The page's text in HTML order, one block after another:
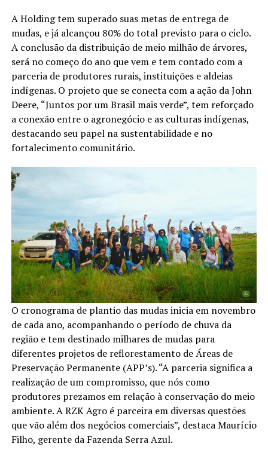
A Holding tem superado suas metas de entrega de
mudas, e já alcançou 80% do total previsto para o ciclo.
A conclusão da distribuição de meio milhão de árvores,
será no começo do ano que vem e tem contado com a
parceria de produtores rurais, instituições e aldeias
indígenas. O projeto que se conecta com a ação da John
Deere, “Juntos por um Brasil mais verde”, tem reforçado
a conexão entre o agronegócio e as culturas indígenas,
destacando seu papel na sustentabilidade e no
fortalecimento comunitário.
O cronograma de plantio das mudas inicia em novembro
de cada ano, acompanhando o período de chuva da
região e tem destinado milhares de mudas para
diferentes projetos de reflorestamento de Áreas de
Preservação Permanente (APP’s). “A parceria significa a
realização de um compromisso, que nós como
produtores prezamos em relação à conservação do meio
ambiente. A RZK Agro é parceira em diversas questões
que vão além dos negócios comerciais”, destaca Maurício
Filho, gerente da Fazenda Serra Azul.